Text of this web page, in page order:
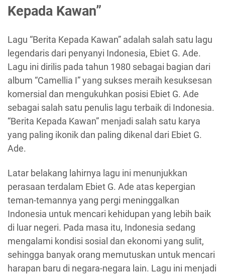
Kepada Kawan”
Lagu “Berita Kepada Kawan” adalah salah satu lagu
legendaris dari penyanyi Indonesia, Ebiet G. Ade.
Lagu ini dirilis pada tahun 1980 sebagai bagian dari
album “Camellia I” yang sukses meraih kesuksesan
komersial dan mengukuhkan posisi Ebiet G. Ade
sebagai salah satu penulis lagu terbaik di Indonesia.
“Berita Kepada Kawan” menjadi salah satu karya
yang paling ikonik dan paling dikenal dari Ebiet G.
Ade.
Latar belakang lahirnya lagu ini menunjukkan
perasaan terdalam Ebiet G. Ade atas kepergian
teman-temannya yang pergi meninggalkan
Indonesia untuk mencari kehidupan yang lebih baik
di luar negeri. Pada masa itu, Indonesia sedang
mengalami kondisi sosial dan ekonomi yang sulit,
sehingga banyak orang memutuskan untuk mencari
harapan baru di negara-negara lain. Lagu ini menjadi